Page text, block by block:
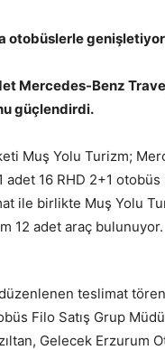
otobüslerle genişletiyor
Mercedes-Benz
güçlendirdi.
Muş Yolu Turizm;
adet 16 RHD 2+1
ile birlikte Muş Yolu
12 adet araç bulunuyor.
teslimat
Filo Satış Grup
Gelecek Erzurum